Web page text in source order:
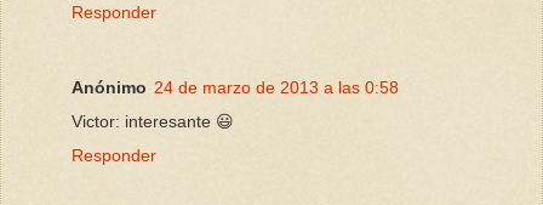
Responder
Anónimo 24 de marzo de 2013 a las 0:58
Victor: interesante 😃
Responder